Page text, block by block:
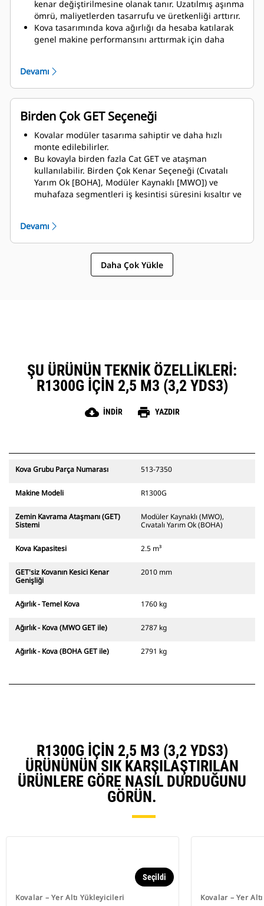
kenar değiştirilmesine olanak tanır. Uzatılmış aşınma
ömrü, maliyetlerden tasarrufu ve üretkenliği arttırır.
Kova tasarımında kova ağırlığı da hesaba katılarak
genel makine performansını arttırmak için daha
sunmaktadır.
Devamı
Birden Çok GET Seçeneği
Kovalar modüler tasarıma sahiptir ve daha hızlı
monte edilebilirler.
Bu kovayla birden fazla Cat GET ve ataşman
kullanılabilir. Birden Çok Kenar Seçeneği (Cıvatalı
Yarım Ok [BOHA], Modüler Kaynaklı [MWO]) ve
muhafaza segmentleri iş kesintisi süresini kısaltır ve
kolu ve komponentler ve diğer parçaların zarar
görme olasılığını azaltır.
Caterpillar hem bir kova hem de eksiksiz bir GET
seçenek grubu sunuyor. Caterpillar ve Cat
temsilcilerimiz tüm ihtiyaçlarınız için tek bir mağaza
Devamı
Daha Çok Yükle
ŞU ÜRÜNÜN TEKNIK ÖZELLIKLERI:
R1300G IÇIN 2,5 M3 (3,2 YDS3)
cloud_download İNDIR print YAZDIR
Kova Grubu Parça Numarası 513-7350
Makine Modeli R1300G
Zemin Kavrama Ataşmanı (GET)
Sistemi
Modüler Kaynaklı (MWO),
Cıvatalı Yarım Ok (BOHA)
Kova Kapasitesi 2.5 m³
GET'siz Kovanın Kesici Kenar
Genişliği
2010 mm
Ağırlık - Temel Kova 1760 kg
Ağırlık - Kova (MWO GET ile) 2787 kg
Ağırlık - Kova (BOHA GET ile) 2791 kg
R1300G IÇIN 2,5 M3 (3,2 YDS3)
ÜRÜNÜNÜN SIK KARŞILAŞTIRILAN
ÜRÜNLERE GÖRE NASIL DURDUĞUNU
GÖRÜN.
Kovalar – Yer Altı Yükleyicileri
Seçildi
Kovalar – Yer